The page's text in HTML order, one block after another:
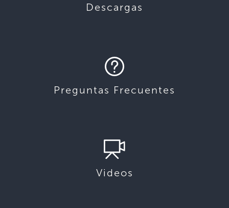
Descargas
Preguntas Frecuentes
Videos